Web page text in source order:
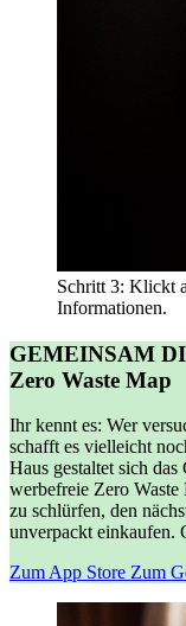
Schritt 3: Klickt
Informationen.
GEMEINSAM
Zero Waste Map
Ihr kennt es: Wer
schafft es vielleicht
Haus gestaltet sich
werbefreie Zero
zu schlürfen, den
unverpackt einkaufen.
Zum App Store Zum